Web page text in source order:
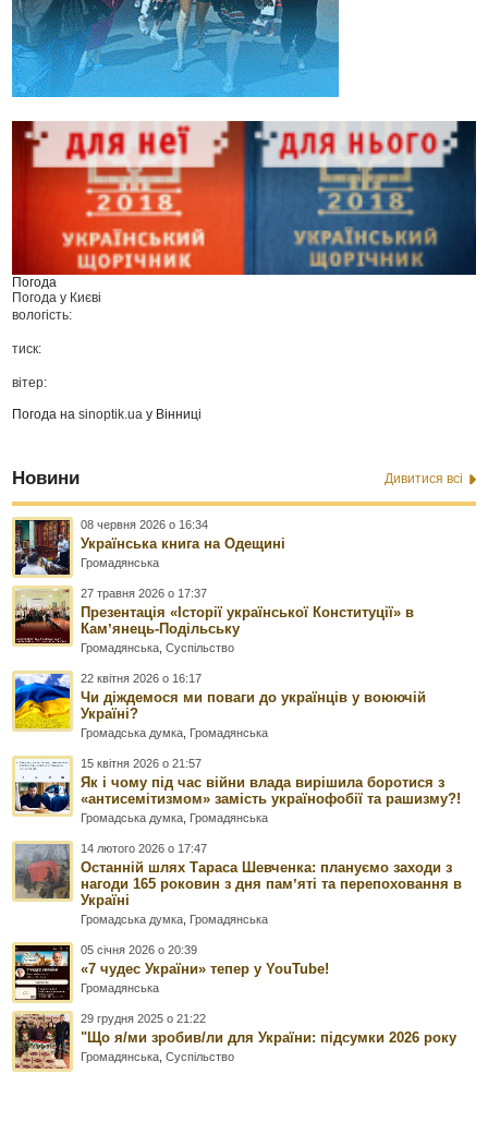
Погода
Погода у Києві
вологість:
тиск:
вітер:
Погода наsinoptik.ua у Вінниці
Новини Дивитися всі
08 червня 2026 о 16:34
Українська книга на Одещині
Громадянська
27 травня 2026 о 17:37
Презентація «Історії української Конституції» в
Камʼянець-Подільську
Громадянська ,Суспільство
22 квітня 2026 о 16:17
Чи діждемося ми поваги до українців у воюючій
Україні?
Громадська думка Громадянська
15 квітня 2026 о 21:57
Як і чому під час війни влада вирішила боротися з
«антисемітизмом» замість українофобії та рашизму?!
Громадська думка Громадянська
14 лютого 2026 о 17:47
Останній шлях Тараса Шевченка: плануємо заходи з
нагоди 165 роковин з дня памʼяті та перепоховання в
Україні
Громадська думка Громадянська
05 січня 2026 о 20:39
«7 чудес України» тепер у YouTube!
Громадянська
29 грудня 2025 о 21:22
"Що я/ми зробив/ли для України: підсумки 2026 року
Громадянська ,Суспільство